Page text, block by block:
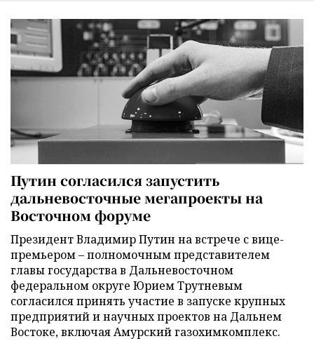
Путин согласился запустить
дальневосточные мегапроекты на
Восточном форуме
Президент Владимир Путин на встрече с вице-
премьером – полномочным представителем
главы государства в Дальневосточном
федеральном округе Юрием Трутневым
согласился принять участие в запуске крупных
предприятий и научных проектов на Дальнем
Востоке, включая Амурский газохимкомплекс.